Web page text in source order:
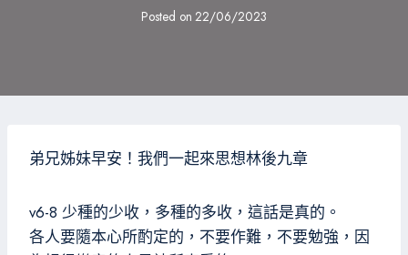
Posted on 22/06/2023
弟兄姊妹早安！我們一起來思想林後九章
v6-8 少種的少收，多種的多收，這話是真的。
各人要隨本心所酌定的，不要作難，不要勉強，因